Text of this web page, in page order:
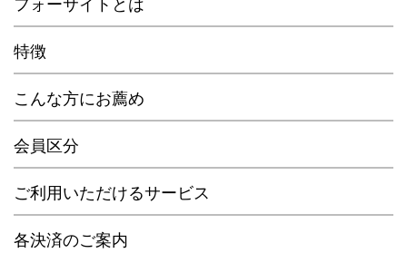
フォーサイトとは
特徴
こんな方にお薦め
会員区分
ご利用いただけるサービス
各決済のご案内